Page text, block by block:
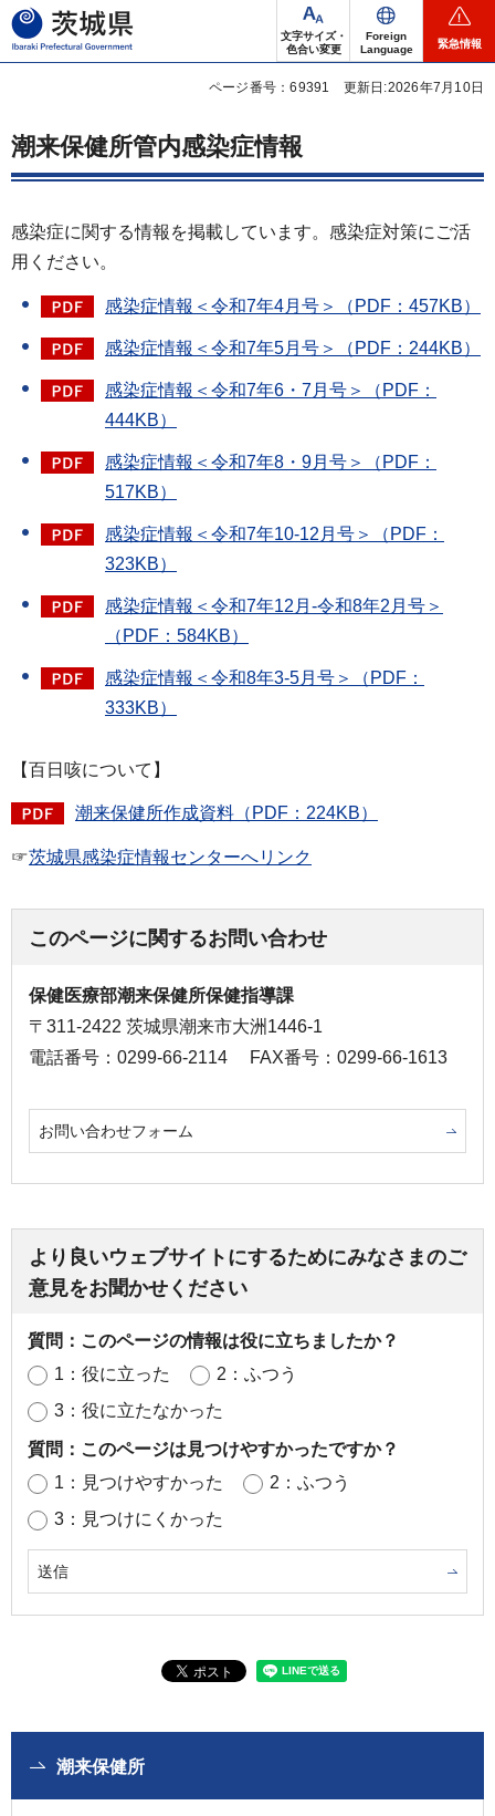
茨城県
文字サイズ・
色合い変更
Foreign
Language
緊急情報
ページ番号：69391 更新日:2026年7月10日
潮来保健所管内感染症情報
感染症に関する情報を掲載しています。感染症対策にご活
用ください。
感染症情報＜令和7年4月号＞（PDF：457KB）
感染症情報＜令和7年5月号＞（PDF：244KB）
感染症情報＜令和7年6・7月号＞（PDF：
444KB）
感染症情報＜令和7年8・9月号＞（PDF：
517KB）
感染症情報＜令和7年10-12月号＞（PDF：
323KB）
感染症情報＜令和7年12月-令和8年2月号＞
（PDF：584KB）
感染症情報＜令和8年3-5月号＞（PDF：
333KB）
【百日咳について】
潮来保健所作成資料（PDF：224KB）
☞茨城県感染症情報センターへリンク
このページに関するお問い合わせ
保健医療部潮来保健所保健指導課
〒311-2422 茨城県潮来市大洲1446-1
電話番号：0299-66-2114
FAX番号：0299-66-1613
お問い合わせフォーム
より良いウェブサイトにするためにみなさまのご
意見をお聞かせください
質問：このページの情報は役に立ちましたか？
1：役に立った
2：ふつう
3：役に立たなかった
質問：このページは見つけやすかったですか？
1：見つけやすかった
2：ふつう
3：見つけにくかった
潮来保健所